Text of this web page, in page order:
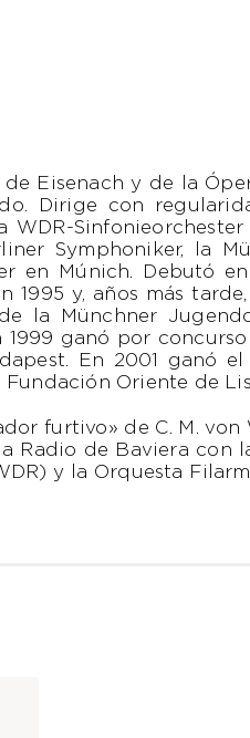
Eisenach y de la
Dirige con
WDR-
Symphoniker, la
en Múnich. Debutó
1995 y, años más
la Münchner
ganó por
En 2001 ganó
Oriente de
furtivo» de C. M. von
de Baviera con
y la Orquesta